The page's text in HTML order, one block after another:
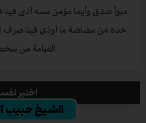
مبوأ صدق وأيما مؤمن مسه أذى
خده من مضاضة ما أوذي فينا صرف
القيامة من
اختبر
الشيخ حبيب